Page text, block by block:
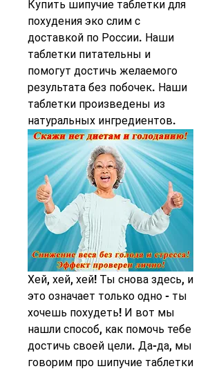
Купить шипучие таблетки для
похудения эко слим с
доставкой по России. Наши
таблетки питательны и
помогут достичь желаемого
результата без побочек. Наши
таблетки произведены из
натуральных ингредиентов.
Хей, хей, хей! Ты снова здесь, и
это означает только одно - ты
хочешь похудеть! И вот мы
нашли способ, как помочь тебе
достичь своей цели. Да-да, мы
говорим про шипучие таблетки